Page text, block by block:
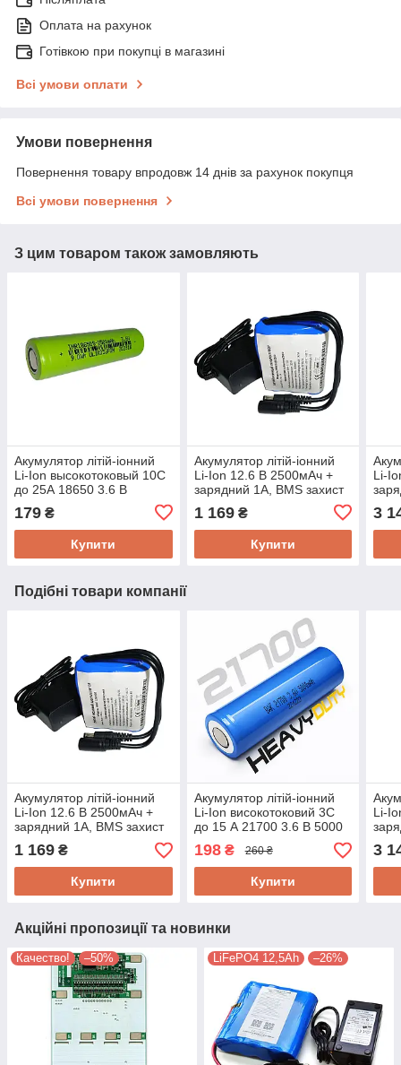
Оплата на рахунок
Готівкою при покупці в магазині
Всі умови оплати
Умови повернення
Повернення товару впродовж 14 днів за рахунок покупця
Всі умови повернення
З цим товаром також замовляють
Акумулятор літій-іонний
Li-Ion высокотоковый 10C
до 25А 18650 3.6 В
INR18650HP, РЕАЛЬНА
ємність!
179 ₴
Купити
Акумулятор літій-іонний
Li-Ion 12.6 В 2500мАч +
зарядний 1А, BMS захист
РЕАЛЬНА ємність!
1 169₴
Купити
Li-
3
Подібні товари компанії
Акумулятор літій-іонний
Li-Ion 12.6 В 2500мАч +
зарядний 1А, BMS захист
3А, NNAT-1202500,
РЕАЛЬНА ємність!
1 169 ₴
Купити
Акумулятор літій-іонний
Li-Ion високотоковий 3C
до 15 А 21700 3.6 В 5000
мА·год NNAT-N21700CG-
50, РЕАЛЬНА ємність!
198₴ 260 ₴
Купити
Li-
3А,
3
Акційні пропозиції та новинки
Качество! –50% LiFePO4 12,5Ah –26%